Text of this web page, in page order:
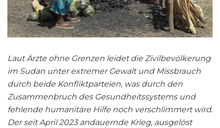
Laut Ärzte ohne Grenzen leidet die Zivilbevölkerung
im Sudan unter extremer Gewalt und Missbrauch
durch beide Konfliktparteien, was durch den
Zusammenbruch des Gesundheitssystems und
fehlende humanitäre Hilfe noch verschlimmert wird.
Der seit April 2023 andauernde Krieg, ausgelöst